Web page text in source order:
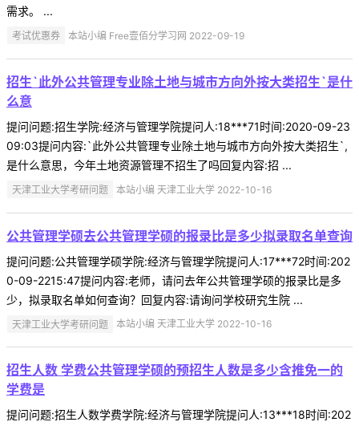
需求。 ...
考试优惠券 本站小编 Free壹佰分学习网 2022-09-19
招生`此外公共管理专业除土地与城市方向外按大类招生`是什
么意
提问问题:招生学院:经济与管理学院提问人:18***71时间:2020-09-23
09:03提问内容:`此外公共管理专业除土地与城市方向外按大类招生`,
是什么意思，今年土地资源管理不招生了吗回复内容:招 ...
天津工业大学考研问题 本站小编 天津工业大学 2022-10-16
公共管理学硕去公共管理学硕的报录比是多少拟录取名单查询
提问问题:公共管理学硕学院:经济与管理学院提问人:17***72时间:202
0-09-2215:47提问内容:老师，请问去年公共管理学硕的报录比是多
少，拟录取名单如何查询？回复内容:请询问学校研究生院 ...
天津工业大学考研问题 本站小编 天津工业大学 2022-10-16
招生人数 学费公共管理学硕的预招生人数是多少含推免一的
学费是
提问问题:招生人数学费学院:经济与管理学院提问人:13***18时间:202